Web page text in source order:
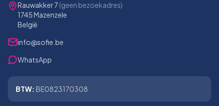
Rauwakker 7 (geen bezoekadres)
1745 Mazenzele
België
info@sofie.be
WhatsApp
BTW: BE0823170308